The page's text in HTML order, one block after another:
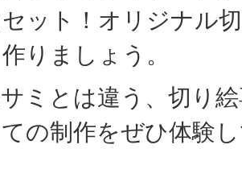
ット！オリジナル
りましょう。
ミとは違う、切り
の制作をぜひ体験